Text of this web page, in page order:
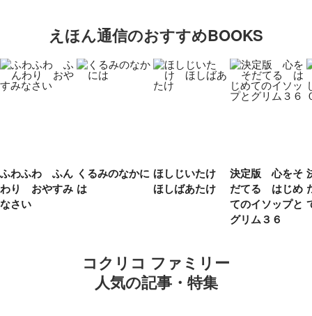
えほん通信のおすすめBOOKS
ふわふわ ふん
わり おやすみ
なさい
くるみのなかに
は
ほしじいたけ
ほしばあたけ
決定版 心をそ
だてる はじめ
てのイソップと
グリム３６
コクリコ ファミリー
人気の記事・特集